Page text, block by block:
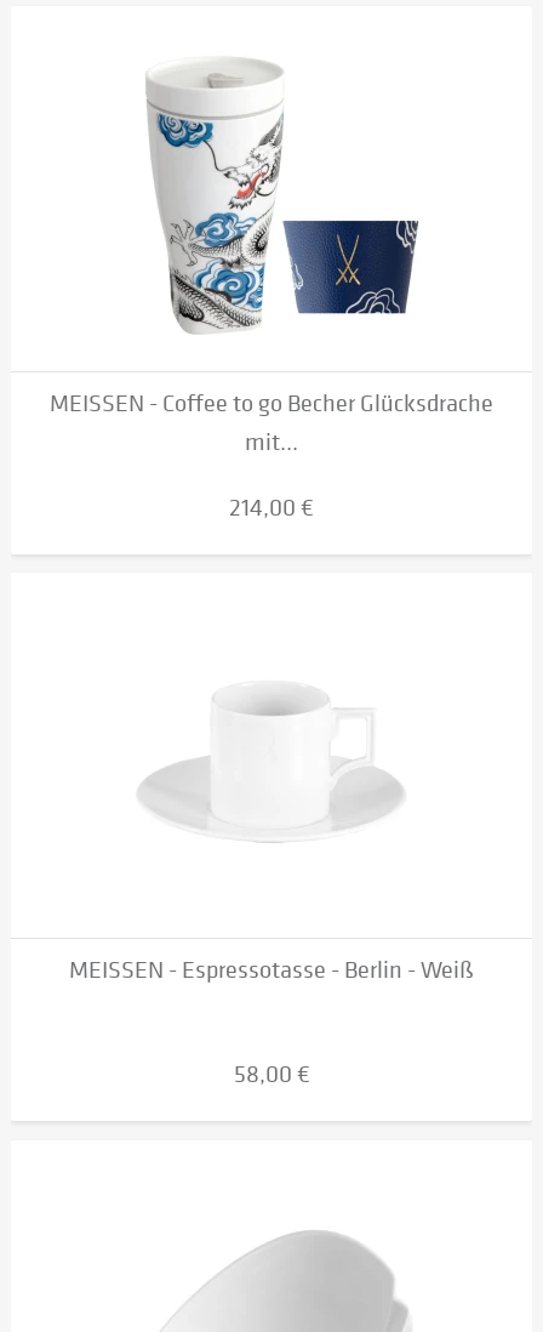
MEISSEN - Coffee to go Becher Glücksdrache
mit...
214,00 €
MEISSEN - Espressotasse - Berlin - Weiß
58,00 €